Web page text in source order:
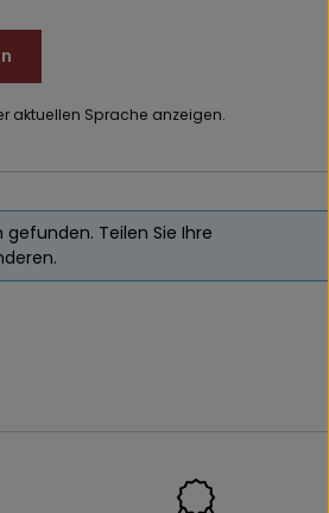
aktuellen Sprache anzeigen.
Teilen Sie Ihre